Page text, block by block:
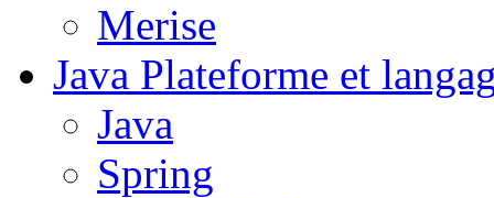
Merise
Java Plateforme et
Java
Spring